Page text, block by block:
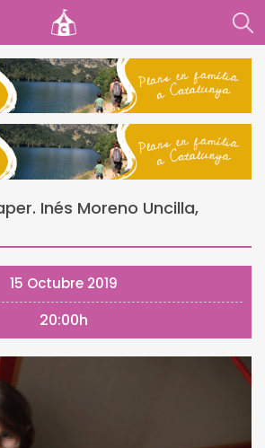
Inés Moreno Uncilla,
15 Octubre 2019
20:00h